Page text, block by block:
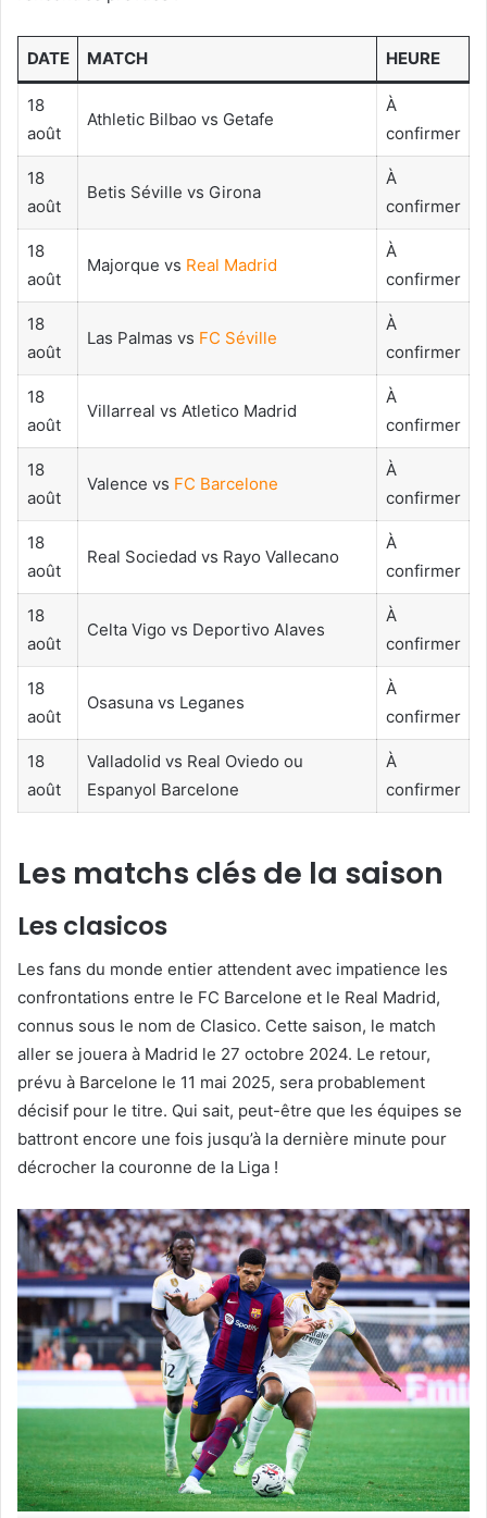
DATE MATCH HEURE
18
août
Athletic Bilbao vs Getafe
À
confirmer
18
août
Betis Séville vs Girona
À
confirmer
18
août
Majorque vs Real Madrid
À
confirmer
18
août
Las Palmas vs FC Séville
À
confirmer
18
août
Villarreal vs Atletico Madrid
À
confirmer
18
août
Valence vs FC Barcelone
À
confirmer
18
août
Real Sociedad vs Rayo Vallecano
À
confirmer
18
août
Celta Vigo vs Deportivo Alaves
À
confirmer
18
août
Osasuna vs Leganes
À
confirmer
18
août
Valladolid vs Real Oviedo ou
Espanyol Barcelone
À
confirmer
Les matchs clés de la saison
Les clasicos
Les fans du monde entier attendent avec impatience les
confrontations entre le FC Barcelone et le Real Madrid,
connus sous le nom de Clasico. Cette saison, le match
aller se jouera à Madrid le 27 octobre 2024. Le retour,
prévu à Barcelone le 11 mai 2025, sera probablement
décisif pour le titre. Qui sait, peut-être que les équipes se
battront encore une fois jusqu’à la dernière minute pour
décrocher la couronne de la Liga !